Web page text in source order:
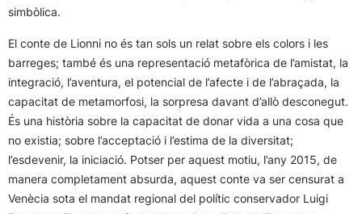
simbòlica.
El conte de Lionni no és tan sols un relat sobre els colors i les
barreges; també és una representació metafòrica de l’amistat, la
integració, l’aventura, el potencial de l’afecte i de l’abraçada, la
capacitat de metamorfosi, la sorpresa davant d’allò desconegut.
És una història sobre la capacitat de donar vida a una cosa que
no existia; sobre l’acceptació i l’estima de la diversitat;
l’esdevenir, la iniciació. Potser per aquest motiu, l’any 2015, de
manera completament absurda, aquest conte va ser censurat a
Venècia sota el mandat regional del polític conservador Luigi